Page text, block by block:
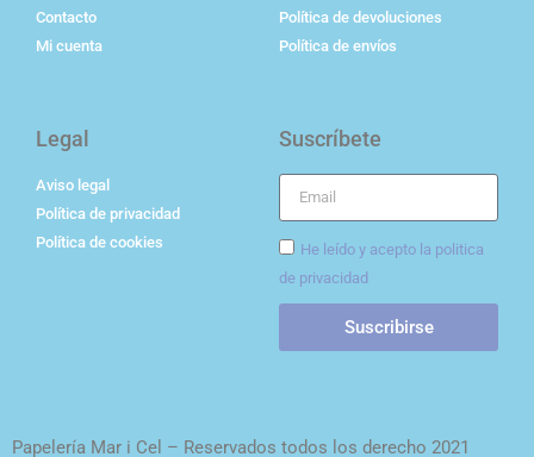
Contacto
Mi cuenta
Política de devoluciones
Política de envíos
Legal
Aviso legal
Política de privacidad
Política de cookies
Suscríbete
He leído y acepto la politica
de privacidad
Suscribirse
Papelería Mar i Cel – Reservados todos los derecho 2021